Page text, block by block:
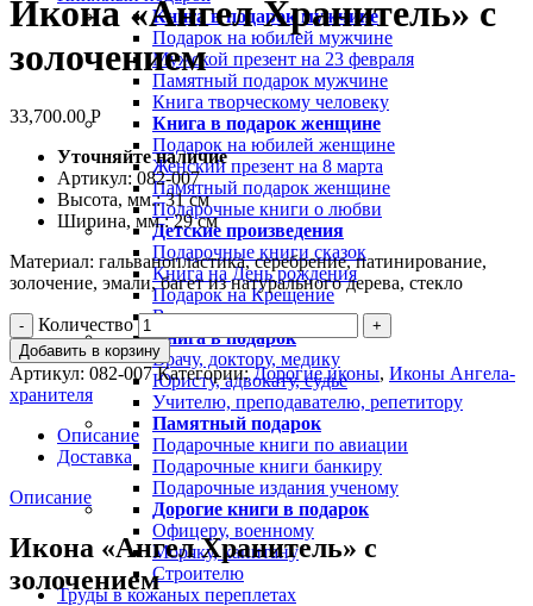
Книга в подарок мужчине
Подарок на юбилей мужчине
Мужской презент на 23 февраля
Памятный подарок мужчине
Книга творческому человеку
Книга в подарок женщине
Подарок на юбилей женщине
Женский презент на 8 марта
Памятный подарок женщине
Подарочные книги о любви
Детские произведения
Подарочные книги сказок
Книга на День рождения
Подарок на Крещение
Великие притчи мира
Книга в подарок
Врачу, доктору, медику
Юристу, адвокату, судье
Учителю, преподавателю, репетитору
Памятный подарок
Подарочные книги по авиации
Подарочные книги банкиру
Подарочные издания ученому
Дорогие книги в подарок
Офицеру, военному
Моряку, капитану
Строителю
Труды в кожаных переплетах
Икона «Ангел Хранитель» с
золочением
33,700.00Р
Уточняйте наличие
Артикул: 082-007
Высота, мм.: 31 см
Ширина, мм.: 29 см
Материал: гальванопластика, серебрение, патинирование,
золочение, эмали, багет из натурального дерева, стекло
Количество
Добавить в корзину
Артикул: 082-007 Категории:Дорогие иконы, Иконы Ангела-
хранителя
Описание
Доставка
Описание
Икона «Ангел Хранитель» с
золочением